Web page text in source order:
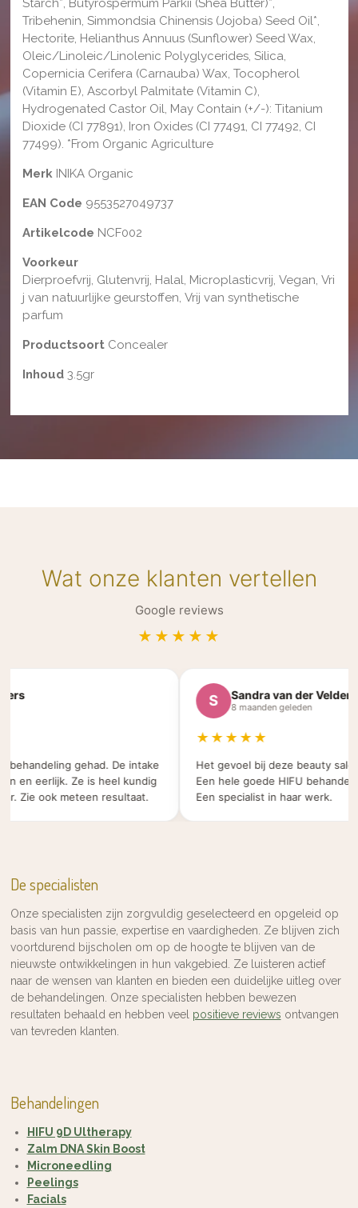
Starch*, Butyrospermum Parkii (Shea Butter)*,
Tribehenin, Simmondsia Chinensis (Jojoba) Seed Oil*,
Hectorite, Helianthus Annuus (Sunflower) Seed Wax,
Oleic/Linoleic/Linolenic Polyglycerides, Silica,
Copernicia Cerifera (Carnauba) Wax, Tocopherol
(Vitamin E), Ascorbyl Palmitate (Vitamin C),
Hydrogenated Castor Oil, May Contain (+/-): Titanium
Dioxide (CI 77891), Iron Oxides (CI 77491, CI 77492, CI
77499). *From Organic Agriculture
Merk INIKA Organic
EAN Code 9553527049737
Artikelcode NCF002
Voorkeur
Dierproefvrij, Glutenvrij, Halal, Microplasticvrij, Vegan, Vri
j van natuurlijke geurstoffen, Vrij van synthetische
parfum
ProductsoortConcealer
Inhoud3.5gr
Wat onze klanten vertellen
Google reviews
★★★★★
gehad. De intake
en eerlijk. Ze is heel kundig
Zie ook meteen resultaat.
S Sandra van der Velden
8 maanden geleden
★★★★★
Het gevoel bij deze beauty salon
Een hele goede HIFU
Een specialist in haar werk.
De specialisten
Onze specialisten zijn zorgvuldig geselecteerd en opgeleid op
basis van hun passie, expertise en vaardigheden. Ze blijven zich
voortdurend bijscholen om op de hoogte te blijven van de
nieuwste ontwikkelingen in hun vakgebied. Ze luisteren actief
naar de wensen van klanten en bieden een duidelijke uitleg over
de behandelingen. Onze specialisten hebben bewezen
resultaten behaald en hebben veel positieve reviews ontvangen
van tevreden klanten.
Behandelingen
HIFU 9D Ultherapy
Zalm DNA Skin Boost
Microneedling
Peelings
Facials